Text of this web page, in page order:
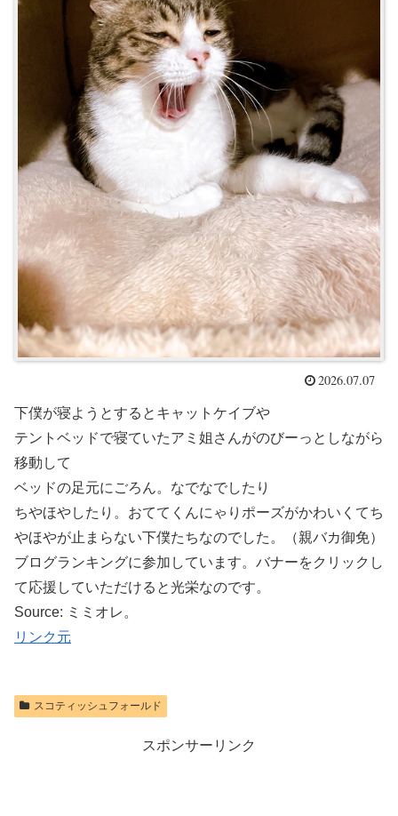
2026.07.07
下僕が寝ようとするとキャットケイブや
テントベッドで寝ていたアミ姐さんがのびーっとしながら
移動して
ベッドの足元にごろん。なでなでしたり
ちやほやしたり。おててくんにゃりポーズがかわいくてち
やほやが止まらない下僕たちなのでした。（親バカ御免）
ブログランキングに参加しています。バナーをクリックし
て応援していただけると光栄なのです。
Source: ミミオレ。
リンク元
スコティッシュフォールド
スポンサーリンク